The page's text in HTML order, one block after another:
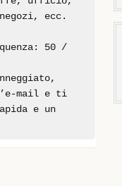
ecc.
50 /
mail e ti
e un